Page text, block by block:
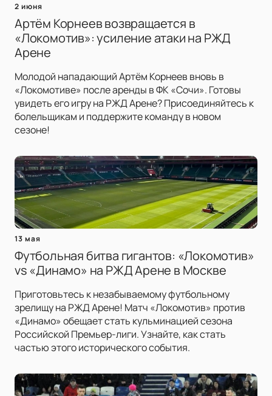
2 июня
Артём Корнеев возвращается в
«Локомотив»: усиление атаки на РЖД
Арене
Молодой нападающий Артём Корнеев вновь в
«Локомотиве» после аренды в ФК «Сочи». Готовы
увидеть его игру на РЖД Арене? Присоединяйтесь к
болельщикам и поддержите команду в новом
сезоне!
13 мая
Футбольная битва гигантов: «Локомотив»
vs «Динамо» на РЖД Арене в Москве
Приготовьтесь к незабываемому футбольному
зрелищу на РЖД Арене! Матч «Локомотив» против
«Динамо» обещает стать кульминацией сезона
Российской Премьер-лиги. Узнайте, как стать
частью этого исторического события.